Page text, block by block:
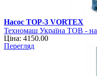
Насос TOP-3 VORTEX
Техномаш Україна ТОВ -
Ціна: 4150.00
Перегляд